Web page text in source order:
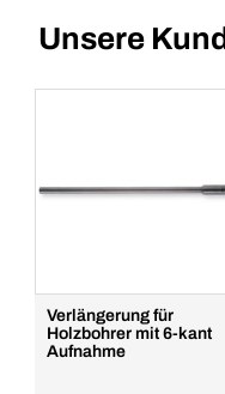
Unsere
Verlängerung für
Holzbohrer mit 6-kant
Aufnahme